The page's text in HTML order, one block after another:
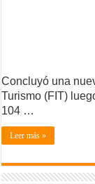
Concluyó una
Turismo (FIT)
104 …
Leer más »